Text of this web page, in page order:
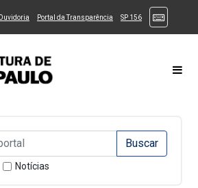
para menu principal Ir para busca 3
para um novo sítio)
(Link para um novo sítio)
Portal da Transparência (Link para um novo sítio)
SP 156(Link para um
de informações
Enviar a Busca
Notícias